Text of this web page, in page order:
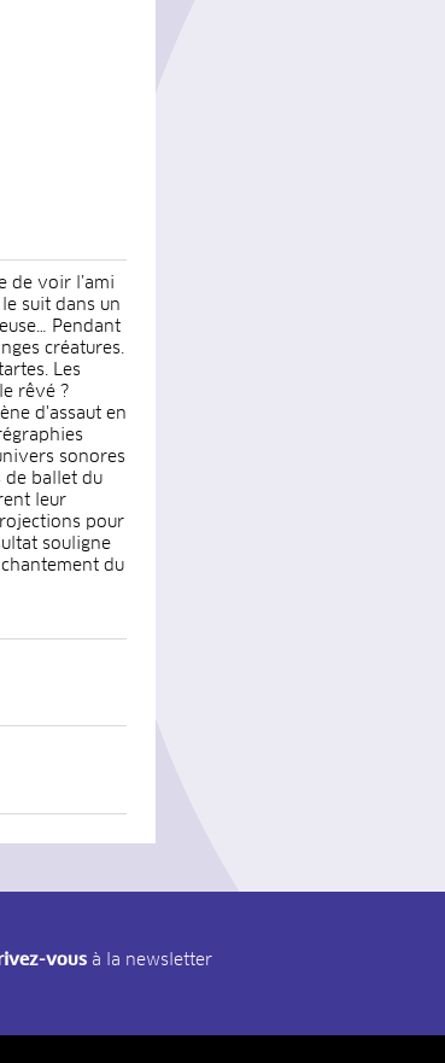
de voir l’ami
suit dans un
Pendant
créatures.
Les
rêvé ?
d'assaut en
sonores
de ballet du
leur
pour
souligne
du
vous à la newsletter